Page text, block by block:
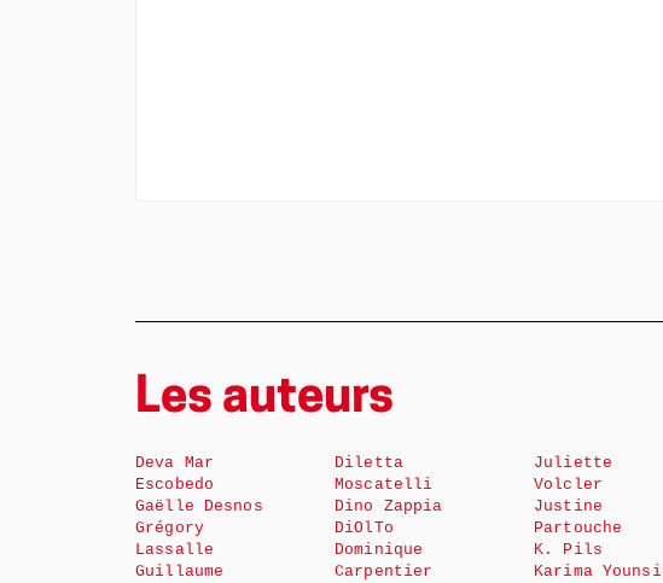
Les auteurs
Deva Mar
Escobedo
Gaëlle Desnos
Grégory
Lassalle
Guillaume
Diletta
Moscatelli
Dino Zappia
DiOlTo
Dominique
Carpentier
Juliette
Volcler
Justine
Partouche
K. Pils
Karima Younsi